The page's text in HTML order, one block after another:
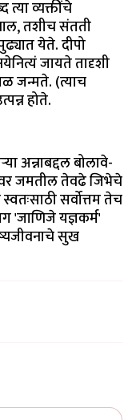
त्या व्यक्तींचे
तशीच संतती
येते. दीपो
जायते तादृशी
जन्मते. (त्याच
होते.
अन्नाबद्दल बोलावे-
जमतील तेवढे जिभेचे
सर्वोत्तम तेच
'जाणिजे यज्ञकर्म'
सुख